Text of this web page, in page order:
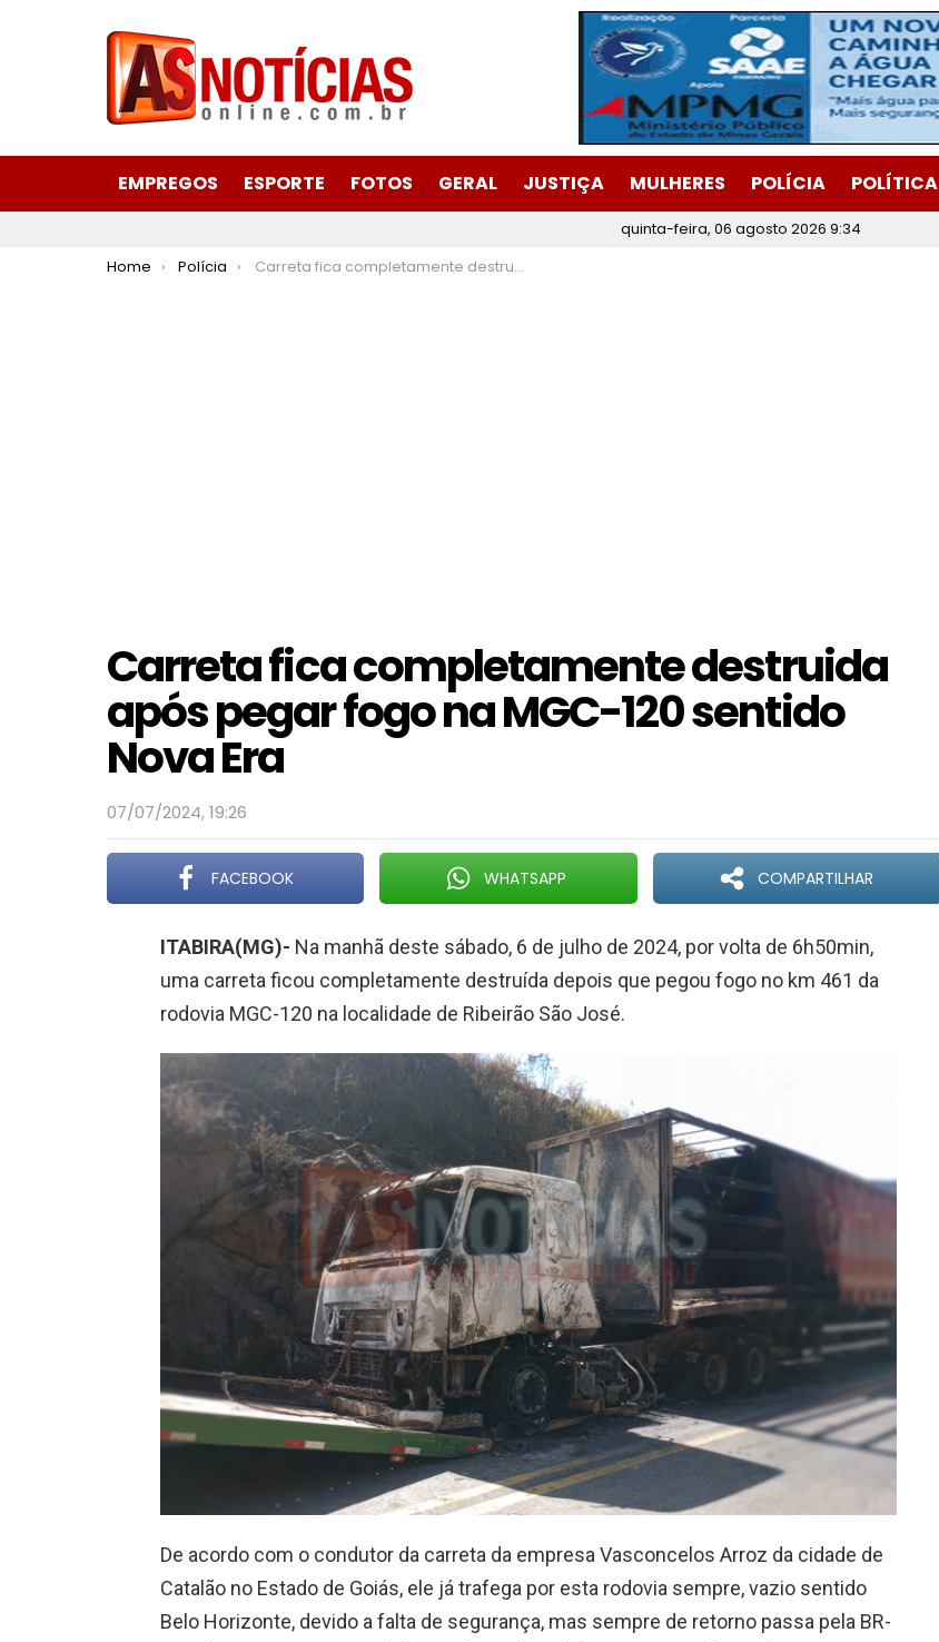
EMPREGOS ESPORTE FOTOS GERAL JUSTIÇA MULHERES POLÍCIA POLÍTICA
quinta-feira, 06 agosto 2026 9:34
You are here:
Home Polícia Carreta fica completamente destruida após pegar fogo na MGC-120 sentido Nova Era
Carreta fica completamente destruida
após pegar fogo na MGC-120 sentido
Nova Era
07/07/2024, 19:26
FACEBOOK WHATSAPP COMPARTILHAR
ITABIRA(MG)- Na manhã deste sábado, 6 de julho de 2024, por volta de 6h50min,
uma carreta ficou completamente destruída depois que pegou fogo no km 461 da
rodovia MGC-120 na localidade de Ribeirão São José.
De acordo com o condutor da carreta da empresa Vasconcelos Arroz da cidade de
Catalão no Estado de Goiás, ele já trafega por esta rodovia sempre, vazio sentido
Belo Horizonte, devido a falta de segurança, mas sempre de retorno passa pela BR-